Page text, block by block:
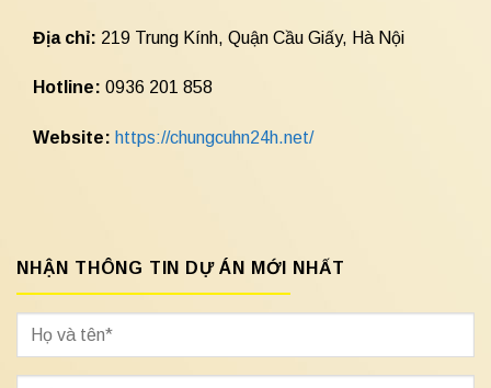
Địa chỉ: 219 Trung Kính, Quận Cầu Giấy, Hà Nội
Hotline: 0936 201 858
Website: https://chungcuhn24h.net/
NHẬN THÔNG TIN DỰ ÁN MỚI NHẤT